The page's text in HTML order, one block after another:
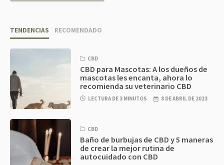
TENDENCIAS RECOMENDADO
CBD
CBD para Mascotas: A los dueños de
mascotas les encanta, ahora lo
recomienda su veterinario CBD
LECTURA DE 3 MINUTOS 8 DE ABRIL DE 2023
CBD
Baño de burbujas de CBD y 5 maneras
de crear la mejor rutina de
autocuidado con CBD